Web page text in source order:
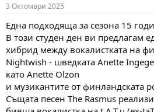
s
3 Октомври 2025
Една подходяща за сезона 15
В този студен ден ви предлагам
хибрид между вокалистката на
Nightwish - шведката Anette
като Anette Olzon
и музикантите от финландската
Същата песен The Rasmus